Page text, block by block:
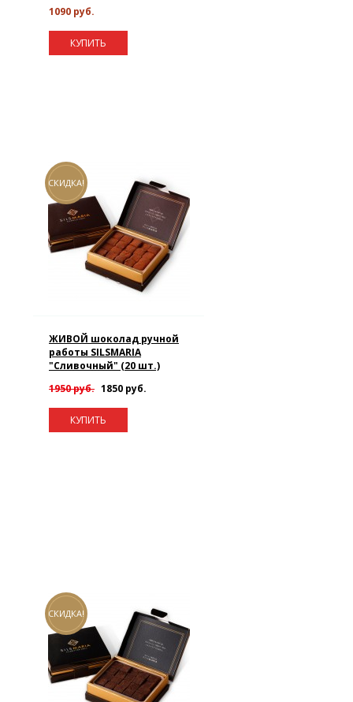
1090 руб.
КУПИТЬ
СКИДКА!
ЖИВОЙ шоколад ручной
работы SILSMARIA
"Сливочный" (20 шт.)
1950 руб. 1850 руб.
КУПИТЬ
СКИДКА!